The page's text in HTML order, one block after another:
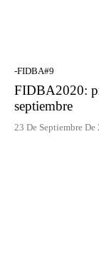
-FIDBA#9
FIDBA2020:
septiembre
23 De Septiembre De